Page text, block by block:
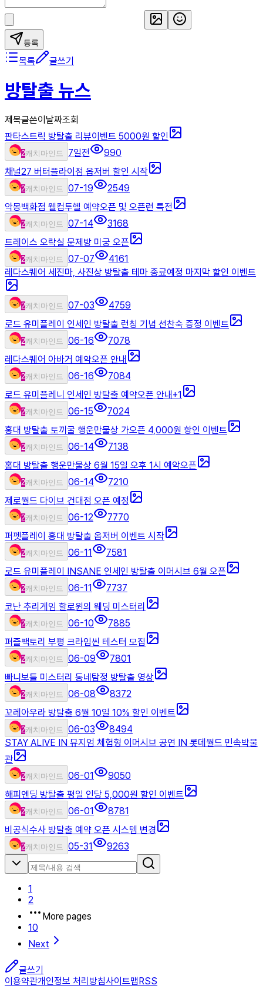
등록
목록 글쓰기
방탈출 뉴스
제목글쓴이 날짜조회
판타스트릭 방탈출 리뷰이벤트 5000원 할인
2캐치마인드 7일전
990
채널27 버터플라이점 옵저버 할인 시작
2캐치마인드 07-19
2549
악몽백화점 웰컴투헬 예약오픈 및 오픈런 특전
2캐치마인드 07-14
3168
트레이스 오락실 문제방 미궁 오픈
2캐치마인드 07-07
4161
레다스퀘어 세진마, 사진상 방탈출 테마 종료예정 마지막 할인 이벤트
2캐치마인드 07-03
4759
로드 유미플레이 인세인 방탈출 런칭 기념 선찬숙 증정 이벤트
2캐치마인드 06-16
7078
레다스퀘어 아바거 예약오픈 안내
2캐치마인드 06-16
7084
로드 유미플레니 인세인 방탈출 예약오픈 안내 +1
2캐치마인드 06-15
7024
홍대 방탈출 토끼굴 행운만물상 가오픈 4,000원 항인 이벤트
2캐치마인드 06-14
7138
홍대 방탈출 행운만물상 6월 15일 오후 1시 예악오픈
2캐치마인드 06-14
7210
제로월드 다이브 건대점 오픈 예정
2캐치마인드 06-12
7770
퍼펫플레이 홍대 방탈출 옵저버 이벤트 시작
2캐치마인드 06-11
7581
로드 유미플레이 INSANE 인세인 방탈출 이머시브 6월 오픈
2캐치마인드 06-11
7737
코난 추리게임 할로윈의 웨딩 미스터리
2캐치마인드 06-10
7885
퍼즐팩토리 부평 크라임씬 테스터 모집
2캐치마인드 06-09
7801
빠니보틀 미스터리 동네탐정 방탈출 영상
2캐치마인드 06-08
8372
꼬레아우라 방탈출 6월 10일 10% 할인 이벤트
2캐치마인드 06-03
8494
STAY ALIVE IN 뮤지엄 체험형 이머시브 공연 IN 롯데월드 민속박물
관
2캐치마인드 06-01
9050
해피엔딩 방탈출 평일 인당 5,000원 할인 이벤트
2캐치마인드 06-01
8781
비공식수사 방탈출 예약 오픈 시스템 변경
2캐치마인드 05-31 9263
1
2
More pages
10
Next
글쓰기
이용약관개인정보 처리방침사이트맵 RSS